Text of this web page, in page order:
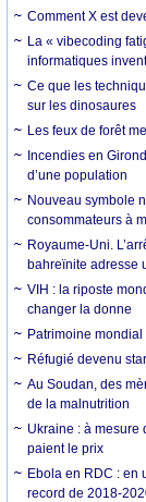
Comment X est
La « vibecoding
informatiques
Ce que les
sur les dinosaures
Les feux de forêt
Incendies en
d’une population
Nouveau symbole
consommateurs à
Royaume-Uni.
bahreïnite adresse
VIH : la riposte
changer la donne
Patrimoine mondial
Réfugié devenu
Au Soudan, des
de la malnutrition
Ukraine : à mesure
paient le prix
Ebola en RDC : en
record de 2018-